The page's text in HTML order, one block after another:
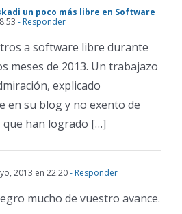
un poco más libre en Software
- Responder
a software libre durante
meses de 2013. Un trabajazo
explicado
en su blog y no exento de
que han logrado […]
2013 en 22:20- Responder
mucho de vuestro avance.